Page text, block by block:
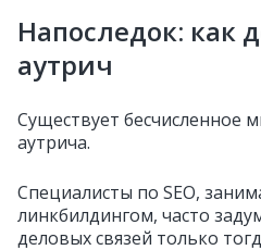
Напоследок: как
аутрич
Существует бесчисленное
аутрича.
Специалисты по SEO,
линкбилдингом, часто
деловых связей только